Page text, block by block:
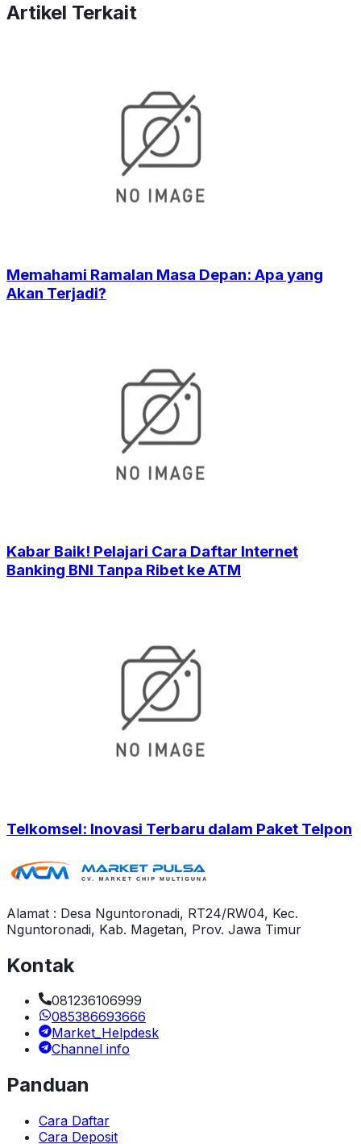
Artikel Terkait
Memahami Ramalan Masa Depan: Apa yang
Akan Terjadi?
Kabar Baik! Pelajari Cara Daftar Internet
Banking BNI Tanpa Ribet ke ATM
Telkomsel: Inovasi Terbaru dalam Paket Telpon
Alamat : Desa Nguntoronadi, RT24/RW04, Kec.
Nguntoronadi, Kab. Magetan, Prov. Jawa Timur
Kontak
081236106999
085386693666
Market_Helpdesk
Channel info
Panduan
Cara Daftar
Cara Deposit